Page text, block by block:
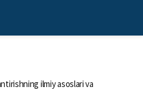
ilmiy asoslari va